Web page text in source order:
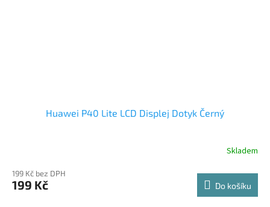
Huawei P40 Lite LCD Displej Dotyk Černý
Skladem
199 Kč bez DPH
199 Kč Do košíku